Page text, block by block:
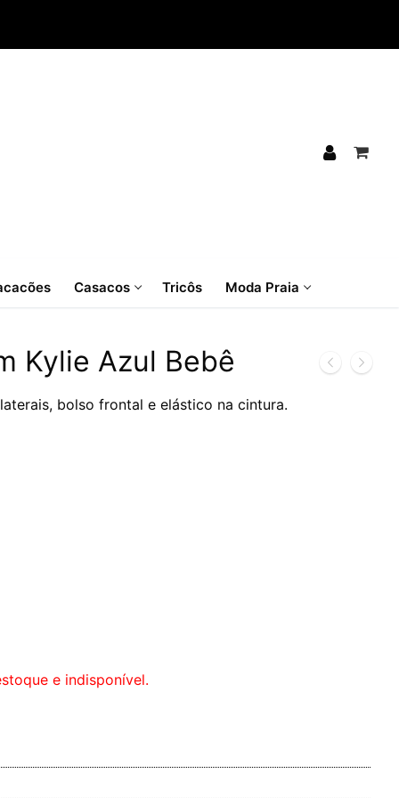
Casacos Tricôs Moda Praia
Kylie Azul Bebê
bolso frontal e elástico na cintura.
e indisponível.